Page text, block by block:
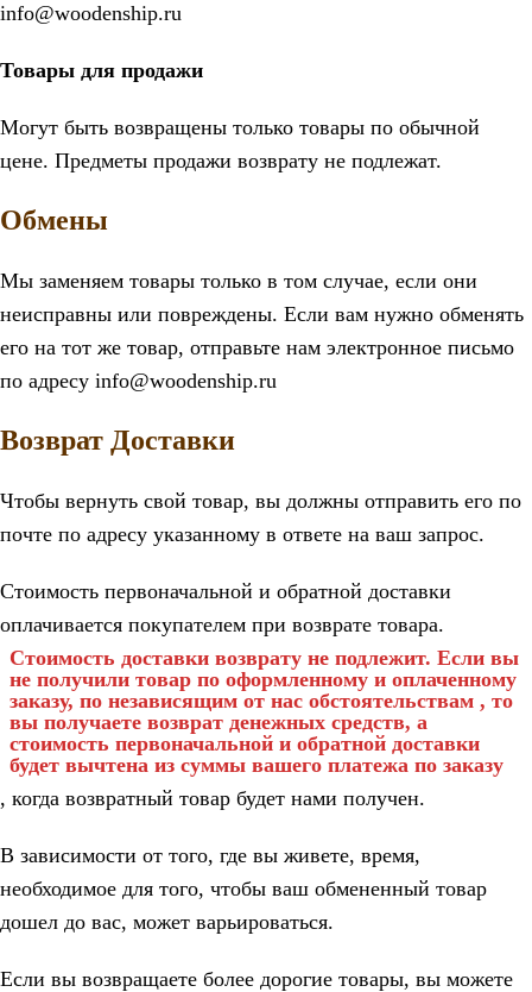
info@woodenship.ru
Товары для продажи
Могут быть возвращены только товары по обычной
цене. Предметы продажи возврату не подлежат.
Обмены
Мы заменяем товары только в том случае, если они
неисправны или повреждены. Если вам нужно обменять
его на тот же товар, отправьте нам электронное письмо
по адресу info@woodenship.ru
Возврат Доставки
Чтобы вернуть свой товар, вы должны отправить его по
почте по адресу указанному в ответе на ваш запрос.
Стоимость первоначальной и обратной доставки
оплачивается покупателем при возврате товара.
Стоимость доставки возврату не подлежит. Если вы
не получили товар по оформленному и оплаченному
заказу, по независящим от нас обстоятельствам , то
вы получаете возврат денежных средств, а
стоимость первоначальной и обратной доставки
будет вычтена из суммы вашего платежа по заказу
, когда возвратный товар будет нами получен.
В зависимости от того, где вы живете, время,
необходимое для того, чтобы ваш обмененный товар
дошел до вас, может варьироваться.
Если вы возвращаете более дорогие товары, вы можете